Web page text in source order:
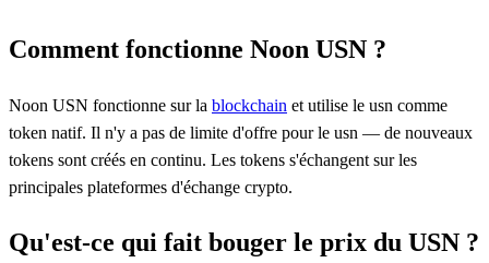
Comment fonctionne Noon USN ?
Noon USN fonctionne sur la blockchain et utilise le usn comme
token natif. Il n'y a pas de limite d'offre pour le usn — de nouveaux
tokens sont créés en continu. Les tokens s'échangent sur les
principales plateformes d'échange crypto.
Qu'est-ce qui fait bouger le prix du USN ?